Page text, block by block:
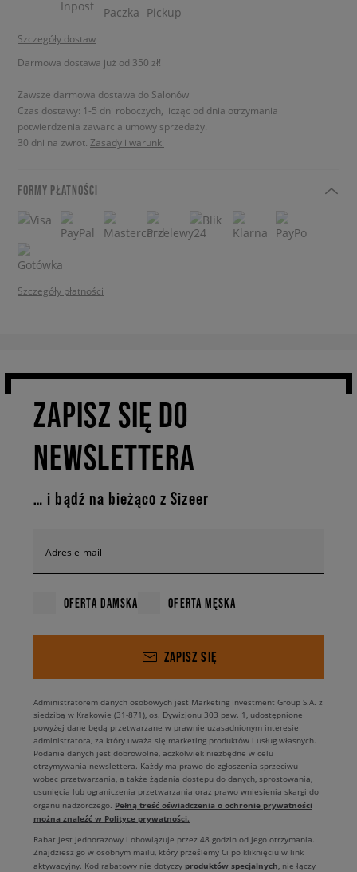
Szczegóły dostaw
Darmowa dostawa już od 350 zł!
Zawsze darmowa dostawa do Salonów
Czas dostawy: 1-5 dni roboczych, licząc od dnia otrzymania
potwierdzenia zawarcia umowy sprzedaży.
30 dni na zwrot. Zasady i warunki
FORMY PŁATNOŚCI
Szczegóły płatności
ZAPISZ SIĘ DO
NEWSLETTERA
… i bądź na bieżąco z Sizeer
Adres e-mail
OFERTA DAMSKA OFERTA MĘSKA
ZAPISZ SIĘ
Administratorem danych osobowych jest Marketing Investment Group S.A. z
siedzibą w Krakowie (31-871), os. Dywizjonu 303 paw. 1, udostępnione
powyżej dane będą przetwarzane w prawnie uzasadnionym interesie
administratora, za który uważa się marketing produktów i usług własnych.
Podanie danych jest dobrowolne, aczkolwiek niezbędne w celu
otrzymywania newslettera. Każdy ma prawo do zgłoszenia sprzeciwu
wobec przetwarzania, a także żądania dostępu do danych, sprostowania,
usunięcia lub ograniczenia przetwarzania oraz prawo wniesienia skargi do
organu nadzorczego. Pełną treść oświadczenia o ochronie prywatności
można znaleźć w Polityce prywatności.
Rabat jest jednorazowy i obowiązuje przez 48 godzin od jego otrzymania.
Znajdziesz go w osobnym mailu, który prześlemy Ci po kliknięciu w link
aktywacyjny. Kod rabatowy nie dotyczy produktów specjalnych, nie łączy